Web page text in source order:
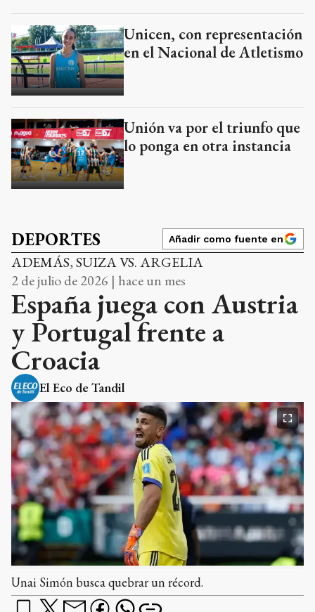
Unicen, con representación
en el Nacional de Atletismo
Unión va por el triunfo que
lo ponga en otra instancia
DEPORTES Añadir como fuente en
ADEMÁS, SUIZA VS. ARGELIA
2 de julio de 2026 | hace un mes
España juega con Austria
y Portugal frente a
Croacia
El Eco de Tandil
Unai Simón busca quebrar un récord.